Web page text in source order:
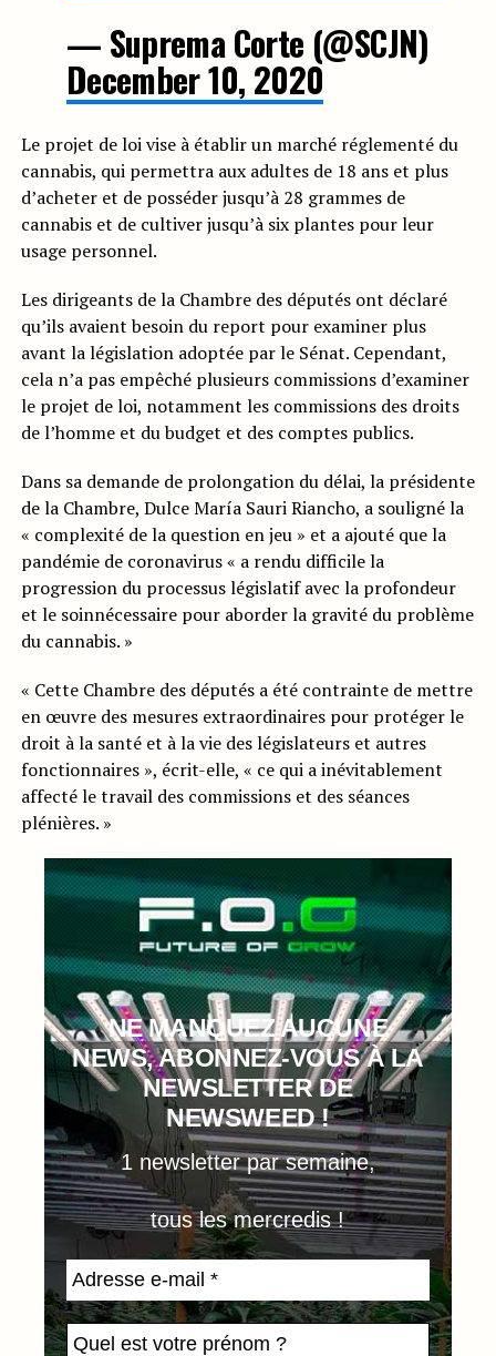
— Suprema Corte (@SCJN)
December 10, 2020
Le projet de loi vise à établir un marché réglementé du
cannabis, qui permettra aux adultes de 18 ans et plus
d’acheter et de posséder jusqu’à 28 grammes de
cannabis et de cultiver jusqu’à six plantes pour leur
usage personnel.
Les dirigeants de la Chambre des députés ont déclaré
qu’ils avaient besoin du report pour examiner plus
avant la législation adoptée par le Sénat. Cependant,
cela n’a pas empêché plusieurs commissions d’examiner
le projet de loi, notamment les commissions des droits
de l’homme et du budget et des comptes publics.
Dans sa demande de prolongation du délai, la présidente
de la Chambre, Dulce María Sauri Riancho, a souligné la
« complexité de la question en jeu » et a ajouté que la
pandémie de coronavirus « a rendu difficile la
progression du processus législatif avec la profondeur
et le soinnécessaire pour aborder la gravité du problème
du cannabis. »
« Cette Chambre des députés a été contrainte de mettre
en œuvre des mesures extraordinaires pour protéger le
droit à la santé et à la vie des législateurs et autres
fonctionnaires », écrit-elle, « ce qui a inévitablement
affecté le travail des commissions et des séances
plénières. »
NE MANQUEZ AUCUNE
NEWS, ABONNEZ-VOUS À LA
NEWSLETTER DE
NEWSWEED !
1 newsletter par semaine,
tous les mercredis !